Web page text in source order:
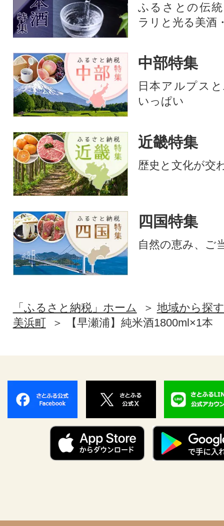
ふるさとの伝
ラリと光る美酒
中部特集
日本アルプス
いっぱい
近畿特集
歴史と文化が交
四国特集
自然の恵み、ご
「ふるさと納税」ホーム
地域から探す
美浜町
【早瀬浦】純米酒1800ml×1本